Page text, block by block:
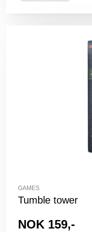
GAMES
Tumble tower
NOK 159,-